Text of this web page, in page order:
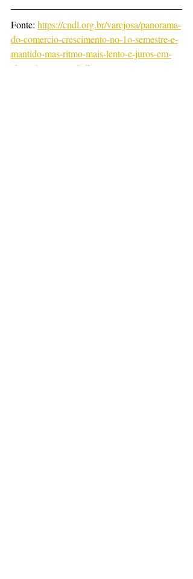
Fonte: https://cndl.org.br/varejosa/panorama-
do-comercio-crescimento-no-1o-semestre-e-
mantido-mas-ritmo-mais-lento-e-juros-em-
alta-exigem-cautela/?